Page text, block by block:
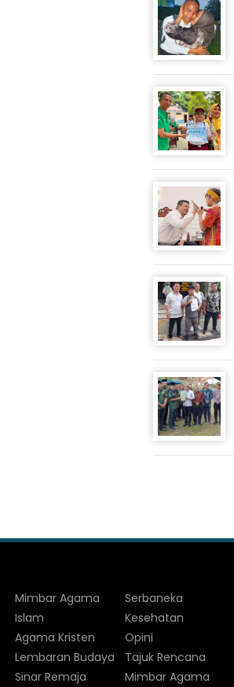
Mimbar Agama
Islam
Agama Kristen
Lembaran Budaya
Sinar Remaja
Serbaneka
Kesehatan
Opini
Tajuk Rencana
Mimbar Agama